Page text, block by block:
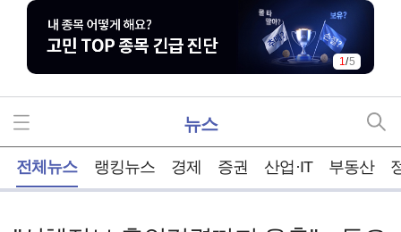
1/5
뉴스
전체뉴스 랭킹뉴스 경제 증권 산업·IT 부동산